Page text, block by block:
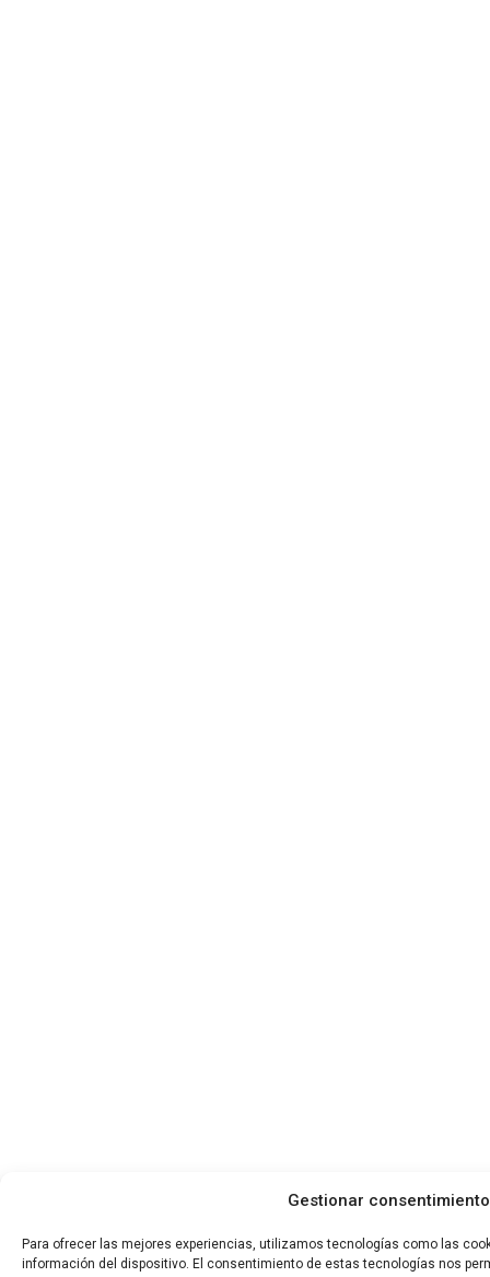
Gestionar consentimiento
Para ofrecer las mejores experiencias, utilizamos tecnologías como las
información del dispositivo. El consentimiento de estas tecnologías nos